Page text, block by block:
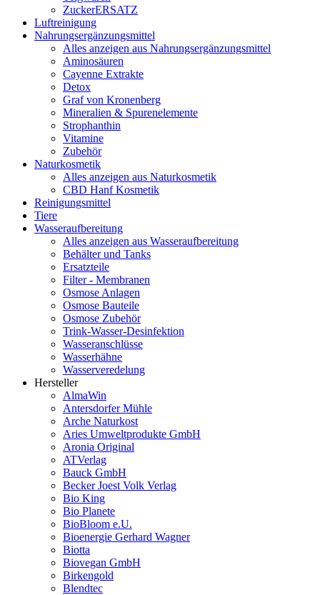
ZuckerERSATZ
Luftreinigung
Nahrungsergänzungsmittel
Alles anzeigen aus Nahrungsergänzungsmittel
Aminosäuren
Cayenne Extrakte
Detox
Graf von Kronenberg
Mineralien & Spurenelemente
Strophanthin
Vitamine
Zubehör
Naturkosmetik
Alles anzeigen aus Naturkosmetik
CBD Hanf Kosmetik
Reinigungsmittel
Tiere
Wasseraufbereitung
Alles anzeigen aus Wasseraufbereitung
Behälter und Tanks
Ersatzteile
Filter - Membranen
Osmose Anlagen
Osmose Bauteile
Osmose Zubehör
Trink-Wasser-Desinfektion
Wasseranschlüsse
Wasserhähne
Wasserveredelung
Hersteller
AlmaWin
Antersdorfer Mühle
Arche Naturkost
Aries Umweltprodukte GmbH
Aronia Original
ATVerlag
Bauck GmbH
Becker Joest Volk Verlag
Bio King
Bio Planete
BioBloom e.U.
Bioenergie Gerhard Wagner
Biotta
Biovegan GmbH
Birkengold
Blendtec